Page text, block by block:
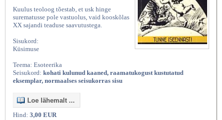
Kuulus teoloog tõestab, et usk hinge
surematusse pole vastuolus, vaid kooskõlas
XX sajandi teaduse saavutustega.
Sisukord:
Küsimuse
Teema: Esoteerika
Seisukord: kohati kulunud kaaned, raamatukogust kustutatud
eksemplar, normaalses seisukorras sisu
Loe lähemalt ...
Hind: 3,00 EUR